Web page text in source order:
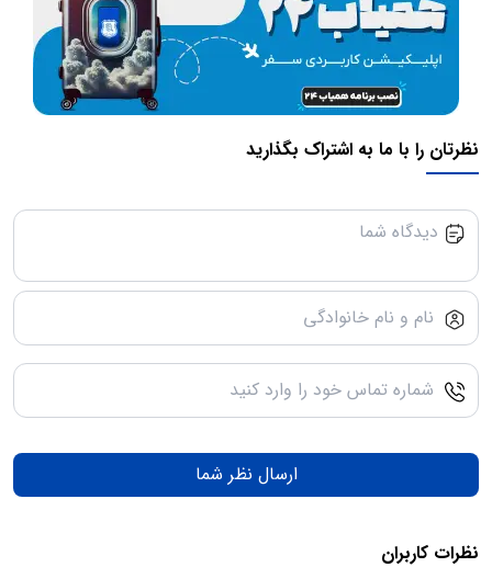
نظرتان را با ما به اشتراک بگذارید
ارسال نظر شما
نظرات کاربران